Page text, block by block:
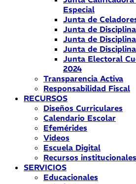
Especial
Junta de
Junta de Disciplina
Junta de
Junta de
Junta Electoral
2024
Transparencia Activa
Responsabilidad Fiscal
RECURSOS
Diseños Curriculares
Calendario Escolar
Efemérides
Videos
Escuela Digital
Recursos institucionales
SERVICIOS
Educacionales